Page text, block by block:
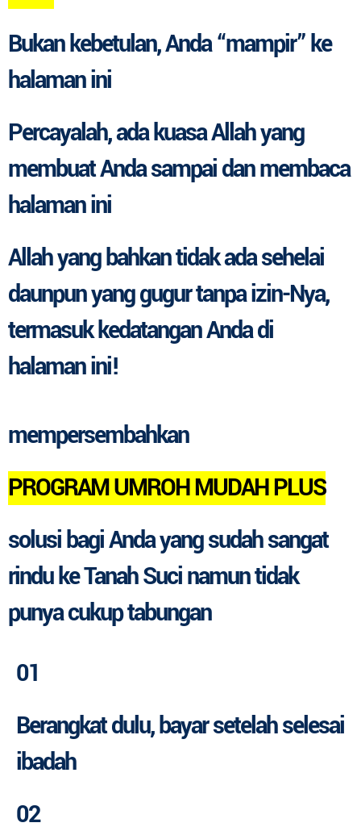
Bukan kebetulan, Anda “mampir” ke
halaman ini
Percayalah, ada kuasa Allah yang
membuat Anda sampai dan membaca
halaman ini
Allah yang bahkan tidak ada sehelai
daunpun yang gugur tanpa izin-Nya,
termasuk kedatangan Anda di
halaman ini!
mempersembahkan
PROGRAM UMROH MUDAH PLUS
solusibagi Anda yang sudah sangat
rindu ke Tanah Suci namuntidak
punya cukup tabungan
01
Berangkat dulu, bayar setelah selesai
ibadah
02